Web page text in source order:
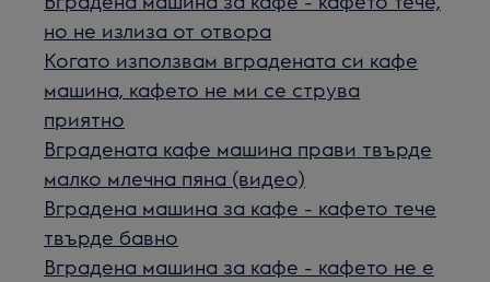
но не излиза от отвора
Когато използвам вградената си кафе
машина, кафето не ми се струва
приятно
Вградената кафе машина прави твърде
малко млечна пяна (видео)
Вградена машина за кафе - кафето тече
твърде бавно
Вградена машина за кафе - кафето не е